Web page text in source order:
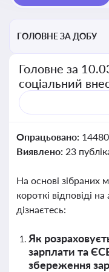
ГОЛОВНЕ ЗА ДОБУ
Головне за
соціальний
Опрацьовано:
Виявлено: 23
На основі зібраних
короткі відповіді
дізнаєтесь:
Як
зарплати та
збереження